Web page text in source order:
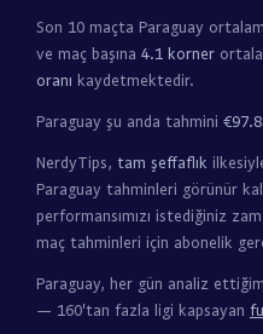
Son 10 maçta Paraguay
ve maç başına 4.1 korner
oranı kaydetmektedir.
Paraguay şu anda tahmini
NerdyTips, tam şeffaflık
Paraguay tahminleri görünür
performansımızı istediğiniz
maç tahminleri için abonelik
Paraguay, her gün analiz
— 160'tan fazla ligi kapsayan